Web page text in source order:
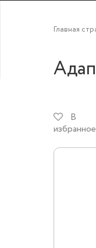
Главная
В
избранное